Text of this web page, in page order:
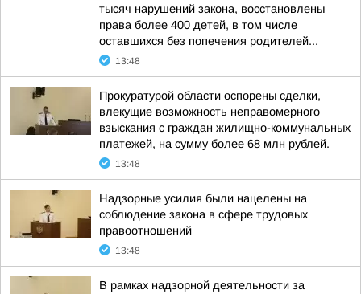
тысяч нарушений закона, восстановлены
права более 400 детей, в том числе
оставшихся без попечения родителей...
13:48
Прокуратурой области оспорены сделки,
влекущие возможность неправомерного
взыскания с граждан жилищно-коммунальных
платежей, на сумму более 68 млн рублей.
13:48
Надзорные усилия были нацелены на
соблюдение закона в сфере трудовых
правоотношений
13:48
В рамках надзорной деятельности за